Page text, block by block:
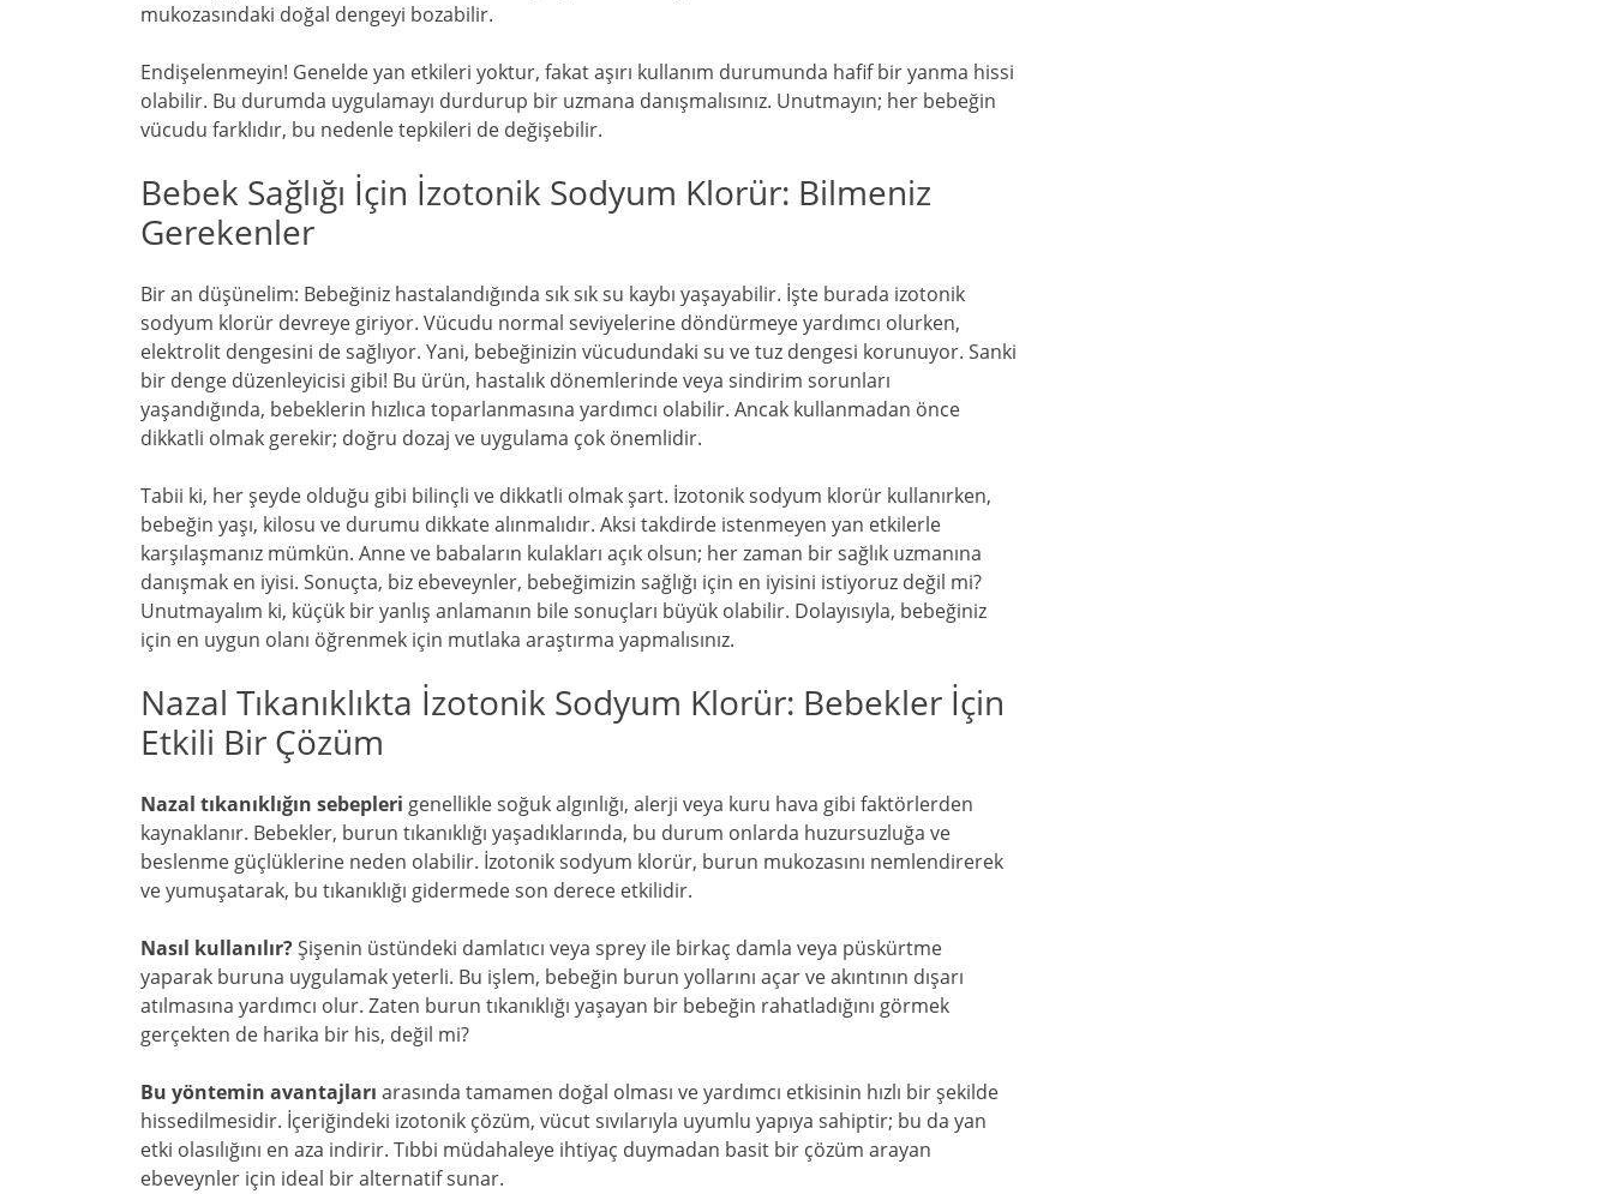
mukozasındaki doğal dengeyi bozabilir.
Endişelenmeyin! Genelde yan etkileri yoktur, fakat aşırı kullanım durumunda hafif bir yanma hissi
olabilir. Bu durumda uygulamayı durdurup bir uzmana danışmalısınız. Unutmayın; her bebeğin
vücudu farklıdır, bu nedenle tepkileri de değişebilir.
Bebek Sağlığı İçin İzotonik Sodyum Klorür: Bilmeniz
Gerekenler
Bir an düşünelim: Bebeğiniz hastalandığında sık sık su kaybı yaşayabilir. İşte burada izotonik
sodyum klorür devreye giriyor. Vücudu normal seviyelerine döndürmeye yardımcı olurken,
elektrolit dengesini de sağlıyor. Yani, bebeğinizin vücudundaki su ve tuz dengesi korunuyor. Sanki
bir denge düzenleyicisi gibi! Bu ürün, hastalık dönemlerinde veya sindirim sorunları
yaşandığında, bebeklerin hızlıca toparlanmasına yardımcı olabilir. Ancak kullanmadan önce
dikkatli olmak gerekir; doğru dozaj ve uygulama çok önemlidir.
Tabii ki, her şeyde olduğu gibi bilinçli ve dikkatli olmak şart. İzotonik sodyum klorür kullanırken,
bebeğin yaşı, kilosu ve durumu dikkate alınmalıdır. Aksi takdirde istenmeyen yan etkilerle
karşılaşmanız mümkün. Anne ve babaların kulakları açık olsun; her zaman bir sağlık uzmanına
danışmak en iyisi. Sonuçta, biz ebeveynler, bebeğimizin sağlığı için en iyisini istiyoruz değil mi?
Unutmayalım ki, küçük bir yanlış anlamanın bile sonuçları büyük olabilir. Dolayısıyla, bebeğiniz
için en uygun olanı öğrenmek için mutlaka araştırma yapmalısınız.
Nazal Tıkanıklıkta İzotonik Sodyum Klorür: Bebekler İçin
Etkili Bir Çözüm
Nazal tıkanıklığın sebepleri genellikle soğuk algınlığı, alerji veya kuru hava gibi faktörlerden
kaynaklanır. Bebekler, burun tıkanıklığı yaşadıklarında, bu durum onlarda huzursuzluğa ve
beslenme güçlüklerine neden olabilir. İzotonik sodyum klorür, burun mukozasını nemlendirerek
ve yumuşatarak, bu tıkanıklığı gidermede son derece etkilidir.
Nasıl kullanılır?Şişenin üstündeki damlatıcı veya sprey ile birkaç damla veya püskürtme
yaparak buruna uygulamak yeterli. Bu işlem, bebeğin burun yollarını açar ve akıntının dışarı
atılmasına yardımcı olur. Zaten burun tıkanıklığı yaşayan bir bebeğin rahatladığını görmek
gerçekten de harika bir his, değil mi?
Bu yöntemin avantajları arasında tamamen doğal olması ve yardımcı etkisinin hızlı bir şekilde
hissedilmesidir. İçeriğindeki izotonik çözüm, vücut sıvılarıyla uyumlu yapıya sahiptir; bu da yan
etki olasılığını en aza indirir. Tıbbi müdahaleye ihtiyaç duymadan basit bir çözüm arayan
ebeveynler için ideal bir alternatif sunar.